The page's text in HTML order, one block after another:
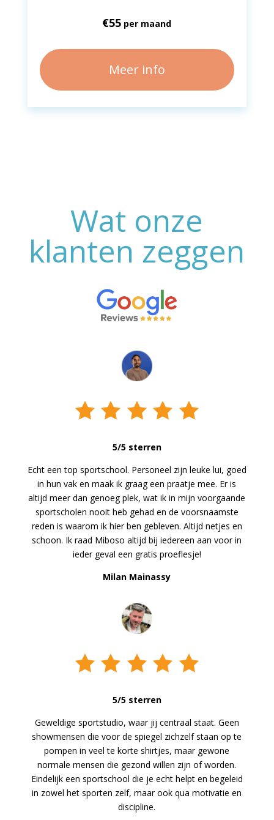
€55 per maand
Meer info
Wat onze
klanten zeggen
5/5 sterren
Echt een top sportschool. Personeel zijn leuke lui, goed
in hun vak en maak ik graag een praatje mee. Er is
altijd meer dan genoeg plek, wat ik in mijn voorgaande
sportscholen nooit heb gehad en de voorsnaamste
reden is waarom ik hier ben gebleven. Altijd netjes en
schoon. Ik raad Miboso altijd bij iedereen aan voor in
ieder geval een gratis proeflesje!
Milan Mainassy
5/5 sterren
Geweldige sportstudio, waar jij centraal staat. Geen
showmensen die voor de spiegel zichzelf staan op te
pompen in veel te korte shirtjes, maar gewone
normale mensen die gezond willen zijn of worden.
Eindelijk een sportschool die je echt helpt en begeleid
in zowel het sporten zelf, maar ook qua motivatie en
discipline.